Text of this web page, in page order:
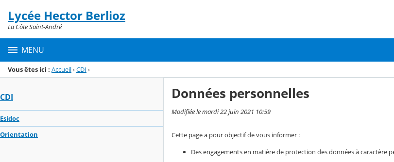
Menu de la rubrique
Contenu
Lycée Hector Berlioz
La Côte Saint-André
MENU
Vous êtes ici : Accueil›CDI ›
CDI
Esidoc
Orientation
Données personnelles
Modifiée le mardi 22 juin 2021 10:59
Cette page a pour objectif de vous informer :
Des engagements en matière de protection des données à caractère